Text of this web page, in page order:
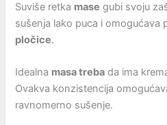
Suviše retka mase gubi svoju
sušenja lako puca i omogućava
pločice.
Idealna masa treba da ima
Ovakva konzistencija
ravnomerno sušenje.